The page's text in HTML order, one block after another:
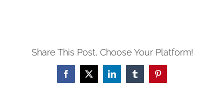
Share This Post, Choose Your Platform!
Facebook
X LinkedInTumblrPinterest